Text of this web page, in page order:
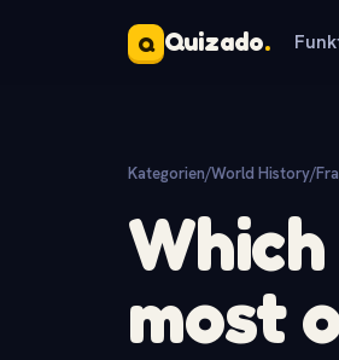
Q Quizado.
Kategorien/World History/
most